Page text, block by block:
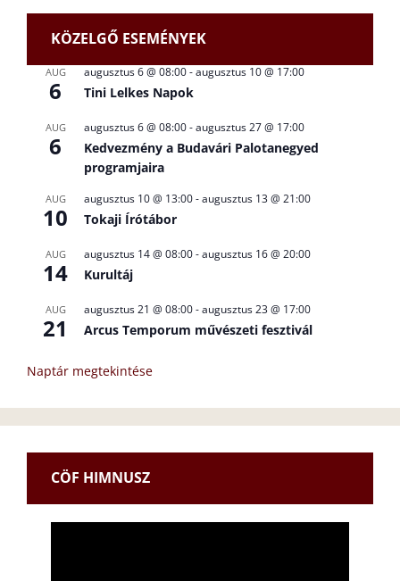
KÖZELGŐ ESEMÉNYEK
AUG
6
augusztus 6 @ 08:00-augusztus 10 @ 17:00
Tini Lelkes Napok
AUG
6
augusztus 6 @ 08:00-augusztus 27 @ 17:00
Kedvezmény a Budavári Palotanegyed
programjaira
AUG
10
augusztus 10 @ 13:00-augusztus 13 @ 21:00
Tokaji Írótábor
AUG
14
augusztus 14 @ 08:00-augusztus 16 @ 20:00
Kurultáj
AUG
21
augusztus 21 @ 08:00-augusztus 23 @ 17:00
Arcus Temporum művészeti fesztivál
Naptár megtekintése
CÖF HIMNUSZ